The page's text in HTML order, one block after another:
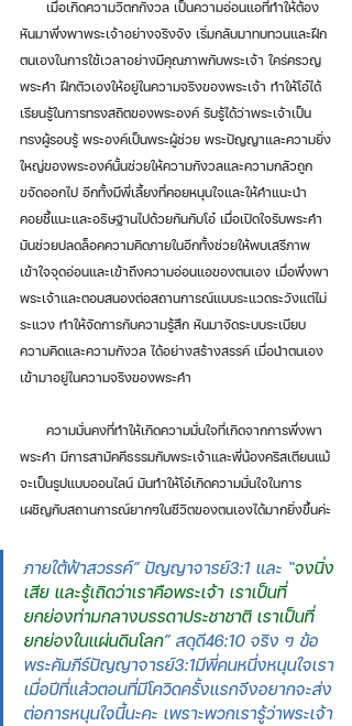
หันมาพึ่งพาพระเจ้าอย่างจริงจัง เริ่มกลับมาทบทวนและฝึก
ตนเองในการใช้เวลาอย่างมีคุณภาพกับพระเจ้า ใคร่ครวญ
พระคำ ฝึกตัวเองให้อยู่ในความจริงของพระเจ้า ทำให้โอ๋ได้
เรียนรู้ในการทรงสถิตของพระองค์ รับรู้ได้ว่าพระเจ้าเป็น
ทรงผู้รอบรู้ พระองค์เป็นพระผู้ช่วย พระปัญญาและความยิ่ง
ใหญ่ของพระองค์นั้นช่วยให้ความกังวลและความกลัวถูก
ขจัดออกไป อีกทั้งมีพี่เลี้ยงที่คอยหนุนใจและให้คำแนะนำ
คอยชี้แนะและอธิษฐานไปด้วยกันกับโอ๋ เมื่อเปิดใจรับพระคำ
มันช่วยปลดล็อคความคิดภายในอีกทั้งช่วยให้พบเสรีภาพ
เข้าใจจุดอ่อนและเข้าถึงความอ่อนแอของตนเอง เมื่อพึ่งพา
พระเจ้าและตอบสนองต่อสถานการณ์แบบระแวดระวังแต่ไม่
ระแวง ทำให้จัดการกับความรู้สึก หันมาจัดระบบระเบียบ
ความคิดและความกังวล ได้อย่างสร้างสรรค์ เมื่อนำตนเอง
เข้ามาอยู่ในความจริงของพระคำ
พระคำ มีการสามัคคีธรรมกับพระเจ้าและพี่น้องคริสเตียนแม้
จะเป็นรูปแบบออนไลน์ มันทำให้โอ๋เกิดความมั่นใจในการ
เผชิญกับสถานการณ์ยากๆในชีวิตของตนเองได้มากยิ่งขึ้นค่ะ
ภายใต้ฟ้าสวรรค์” ปัญญาจารย์3:1 และ “จงนิ่ง
เสีย และรู้เถิดว่าเราคือพระเจ้า เราเป็นที่
ยกย่องท่ามกลางบรรดาประชาชาติ เราเป็นที่
ยกย่องในแผ่นดินโลก” สดุดี46:10 จริง ๆ ข้อ
พระคัมภีร์ปัญญาจารย์3:1มีพี่คนหนึ่งหนุนใจเรา
เมื่อปีที่แล้วตอนที่มีโควิดครั้งแรกจึงอยากจะส่ง
ต่อการหนุนใจนี้นะคะ เพราะพวกเรารู้ว่าพระเจ้า